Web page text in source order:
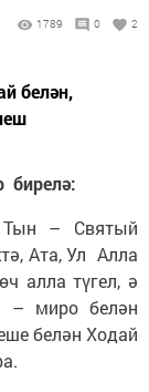
1789 0 2
белән,
бирелә:
– Святый
Ата, Ул Алла
алла түгел, ә
– миро белән
белән Ходай